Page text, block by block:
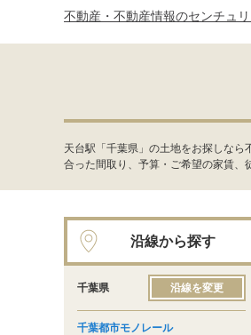
新築一戸
不動産・不動産情報のセンチュリ
天台駅「千葉県」の土地をお探しな
合った間取り、予算・ご希望の家賃、
沿線から探す
千葉県 沿線を変更
千葉都市モノレール